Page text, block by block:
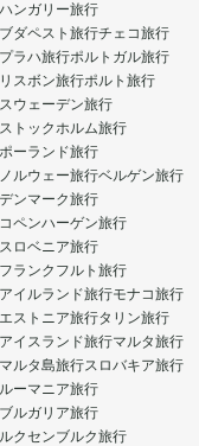
ハンガリー旅行
ブダペスト旅行チェコ旅行
プラハ旅行ポルトガル旅行
リスボン旅行ポルト旅行
スウェーデン旅行
ストックホルム旅行
ポーランド旅行
ノルウェー旅行ベルゲン旅行
デンマーク旅行
コペンハーゲン旅行
スロベニア旅行
フランクフルト旅行
アイルランド旅行モナコ旅行
エストニア旅行タリン旅行
アイスランド旅行マルタ旅行
マルタ島旅行スロバキア旅行
ルーマニア旅行
ブルガリア旅行
ルクセンブルク旅行